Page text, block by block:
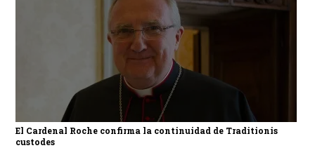
El Cardenal Roche confirma la continuidad de Traditionis
custodes